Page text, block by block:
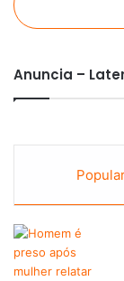
Anuncia –